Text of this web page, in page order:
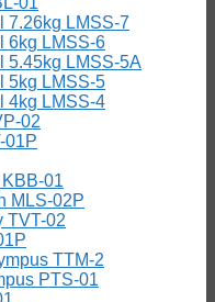
7.26kg LMSS-7
6kg LMSS-6
5.45kg LMSS-5A
5kg LMSS-5
4kg LMSS-4
02
01P
01
MLS-02P
TVT-02
TTM-2
PTS-01